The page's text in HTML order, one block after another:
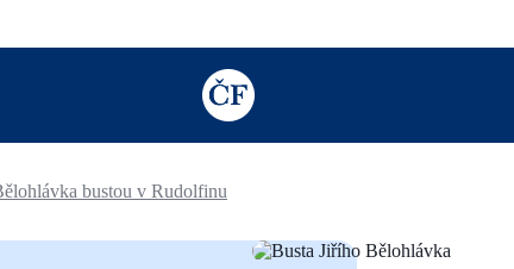
TODO: Add description for reader
bustou v Rudolfinu